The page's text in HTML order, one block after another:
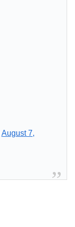
August 7,